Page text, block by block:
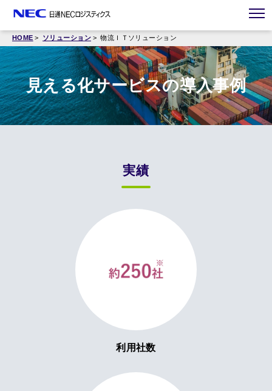
HOME ソリューション 物流ＩＴソリューション
見える化サービスの導入事例
実績
利用社数